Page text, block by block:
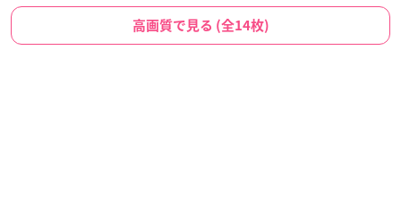
高画質で見る (全14枚)